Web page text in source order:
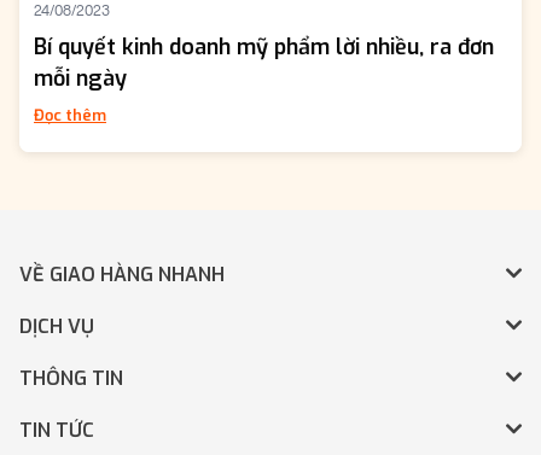
24/08/2023
Bí quyết kinh doanh mỹ phẩm lời nhiều, ra đơn
mỗi ngày
Đọc thêm
VỀ GIAO HÀNG NHANH
DỊCH VỤ
THÔNG TIN
TIN TỨC